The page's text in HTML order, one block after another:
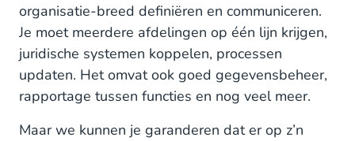
organisatie-breed definiëren en communiceren.
Je moet meerdere afdelingen op één lijn krijgen,
juridische systemen koppelen, processen
updaten. Het omvat ook goed gegevensbeheer,
rapportage tussen functies en nog veel meer.
Maar we kunnen je garanderen dat er op z’n